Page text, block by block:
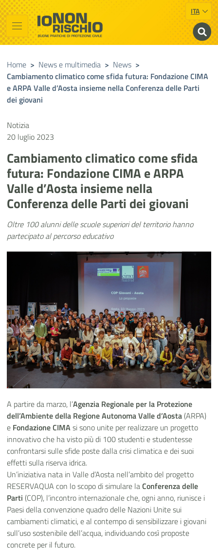
Vai al contenuto principale
Raggiungi il piè di pagina ITA
Io non rischio
Buone pratiche di Protezione Civile
Home > News e multimedia > News >
Cambiamento climatico come sfida futura: Fondazione CIMA
e ARPA Valle d’Aosta insieme nella Conferenza delle Parti
dei giovani
Notizia
20 luglio 2023
Cambiamento climatico come sfida
futura: Fondazione CIMA e ARPA
Valle d’Aosta insieme nella
Conferenza delle Parti dei giovani
Oltre 100 alunni delle scuole superiori del territorio hanno
partecipato al percorso educativo
A partire da marzo, l’Agenzia Regionale per la Protezione
dell’Ambiente della Regione Autonoma Valle d’Aosta (ARPA)
e Fondazione CIMAsi sono unite per realizzare un progetto
innovativo che ha visto più di 100 studenti e studentesse
confrontarsi sulle sfide poste dalla crisi climatica e dei suoi
effetti sulla riserva idrica.
Un’iniziativa nata in Valle d’Aosta nell’ambito del progetto
RESERVAQUA con lo scopo di simulare laConferenza delle
Parti (COP), l’incontro internazionale che, ogni anno, riunisce i
Paesi della convenzione quadro delle Nazioni Unite sui
cambiamenti climatici, e al contempo di sensibilizzare i giovani
sull’uso sostenibile dell’acqua, individuando così proposte
concrete per il futuro.